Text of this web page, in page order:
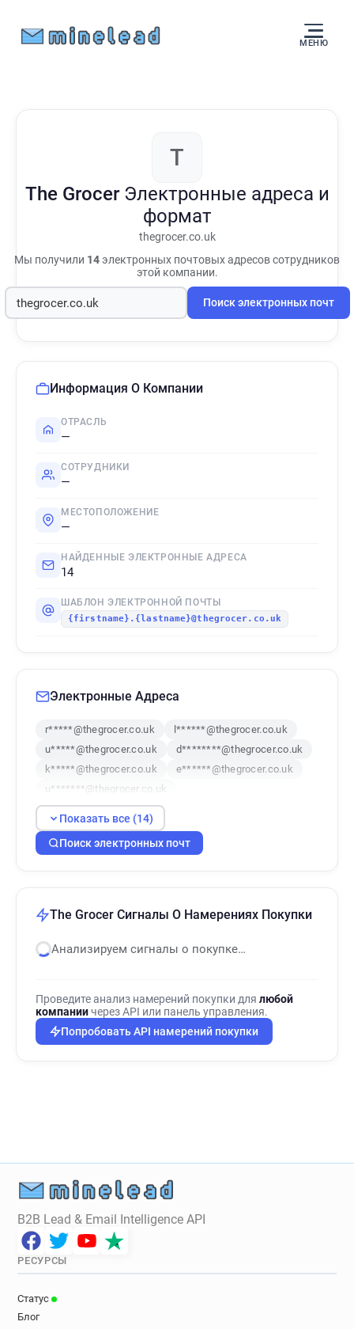
МЕНЮ
T
The Grocer Электронные адреса и
формат
thegrocer.co.uk
Мы получили 14электронных почтовых адресов сотрудников
этой компании.
Поиск электронных почт
Информация О Компании
ОТРАСЛЬ
—
СОТРУДНИКИ
—
МЕСТОПОЛОЖЕНИЕ
—
НАЙДЕННЫЕ ЭЛЕКТРОННЫЕ АДРЕСА
14
ШАБЛОН ЭЛЕКТРОННОЙ ПОЧТЫ
{firstname}.{lastname}@thegrocer.co.uk
Электронные Адреса
r*****@thegrocer.co.uk
l******@thegrocer.co.uk
u*****@thegrocer.co.uk
d********@thegrocer.co.uk
k*****@thegrocer.co.uk
e******@thegrocer.co.uk
u*******@thegrocer.co.uk
u************@thegrocer.co.uk
b********@thegrocer.co.uk
o**********@thegrocer.co.uk
e*********@thegrocer.co.uk
Показать все (14)
Поиск электронных почт
The Grocer Сигналы О Намерениях Покупки
Анализируем сигналы о покупке…
Проведите анализ намерений покупки для любой
компаниичерез API или панель управления.
Попробовать API намерений покупки
B2B Lead & Email Intelligence API
РЕСУРСЫ
Статус
Блог